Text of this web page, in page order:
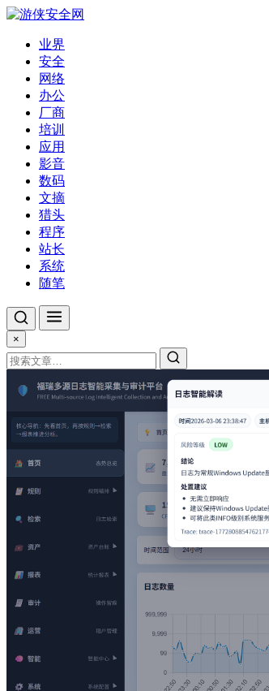
业界
安全
网络
办公
厂商
培训
应用
影音
数码
文摘
猎头
程序
站长
系统
随笔
×